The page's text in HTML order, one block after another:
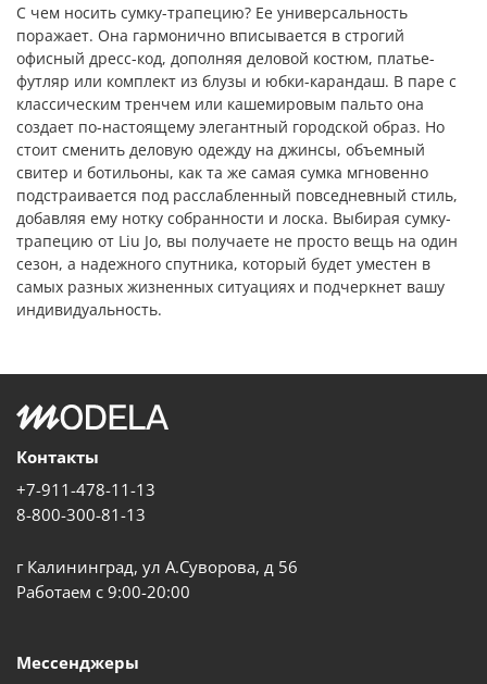
С чем носить сумку-трапецию? Ее универсальность
поражает. Она гармонично вписывается в строгий
офисный дресс-код, дополняя деловой костюм, платье-
футляр или комплект из блузы и юбки-карандаш. В паре с
классическим тренчем или кашемировым пальто она
создает по-настоящему элегантный городской образ. Но
стоит сменить деловую одежду на джинсы, объемный
свитер и ботильоны, как та же самая сумка мгновенно
подстраивается под расслабленный повседневный стиль,
добавляя ему нотку собранности и лоска. Выбирая сумку-
трапецию от Liu Jo, вы получаете не просто вещь на один
сезон, а надежного спутника, который будет уместен в
самых разных жизненных ситуациях и подчеркнет вашу
индивидуальность.
Контакты
+7-911-478-11-13
8-800-300-81-13
г Калининград, ул А.Суворова, д 56
Работаем с 9:00-20:00
Мессенджеры